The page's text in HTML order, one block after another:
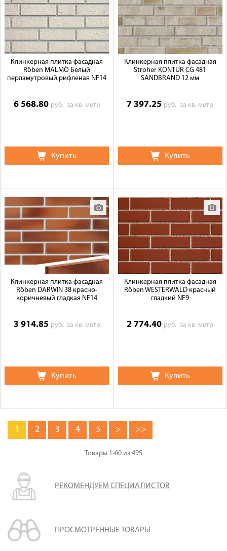
Клинкерная плитка фасадная
Röben MALMÖ Белый
перламутровый рифленая NF14
6 568.80 руб. за кв. метр
Купить
Клинкерная плитка фасадная
Stroher KONTUR СG 481
SANDBRAND 12 мм
7 397.25 руб.за кв. метр
Купить
Клинкерная плитка фасадная
Röben DARWIN 38 красно-
коричневый гладкая NF14
3 914.85 руб. за кв. метр
Купить
Клинкерная плитка фасадная
Röben WESTERWALD красный
гладкий NF9
2 774.40 руб.за кв. метр
Купить
1 2 3 4 5 > >>
Товары 1-60 из 495
РЕКОМЕНДУЕМ СПЕЦИАЛИСТОВ
ПРОСМОТРЕННЫЕ ТОВАРЫ